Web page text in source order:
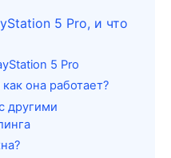
5 Pro, и что
5 Pro
она работает?
другими